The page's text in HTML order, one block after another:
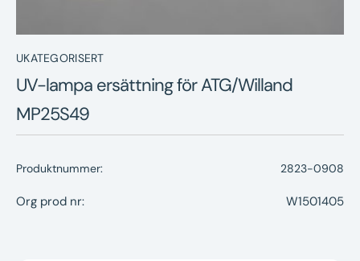
UKATEGORISERT
UV-lampa ersättning för ATG/Willand
MP25S49
Produktnummer: 2823-0908
Org prod nr: W1501405